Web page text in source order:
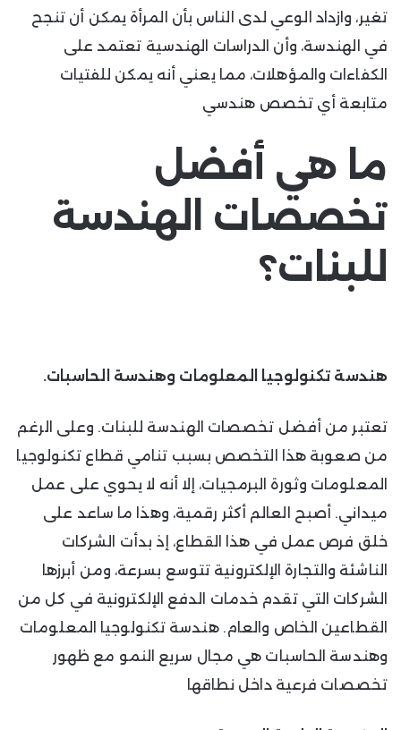
تغير، وازداد الوعي لدى الناس بأن المرأة يمكن أن تنجح
في الهندسة، وأن الدراسات الهندسية تعتمد على
الكفاءات والمؤهلات، مما يعني أنه يمكن للفتيات
متابعة أي تخصص هندسي
ما هي أفضل
تخصصات الهندسة
للبنات؟
هندسة تكنولوجيا المعلومات وهندسة الحاسبات.
تعتبر من أفضل تخصصات الهندسة للبنات. وعلى الرغم
من صعوبة هذا التخصص بسبب تنامي قطاع تكنولوجيا
المعلومات وثورة البرمجيات، إلا أنه لا يحوي على عمل
ميداني. أصبح العالم أكثر رقمية، وهذا ما ساعد على
خلق فرص عمل في هذا القطاع، إذ بدأت الشركات
الناشئة والتجارة الإلكترونية تتوسع بسرعة، ومن أبرزها
الشركات التي تقدم خدمات الدفع الإلكترونية في كل من
القطاعين الخاص والعام. هندسة تكنولوجيا المعلومات
وهندسة الحاسبات هي مجال سريع النمو مع ظهور
تخصصات فرعية داخل نطاقها